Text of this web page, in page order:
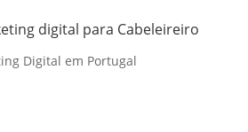
digital para Cabeleireiro
Digital em Portugal